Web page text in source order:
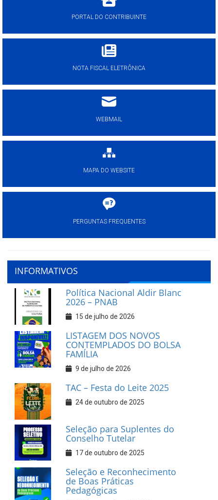
PORTAL DO CONTRIBUINTE
NOTA FISCAL ELETRÔNICA
WEBMAIL
MAPA DO WEBSITE
PERGUNTAS FREQUENTES
INFORMATIVOS
Política Nacional Aldir Blanc
2026 – PNAB
15 de julho de 2026
LISTAGEM DOS NOVOS
CONTEMPLADOS DO BOLSA
FAMÍLIA
9 de julho de 2026
TAC – Festa do Leite 2025
24 de outubro de 2025
Seleção para Suplentes do
Conselho Tutelar
17 de outubro de 2025
Seleção e Reconhecimento
de Boas Práticas
Pedagógicas